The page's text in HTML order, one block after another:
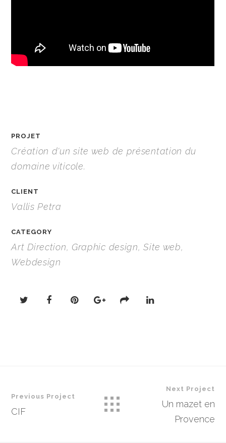
PROJET
Création d'un site web de présentation du
domaine viticole.
CLIENT
Vallis Petra
CATEGORY
Art Direction, Graphic design, Site web,
Webdesign
Previous Project
CIF
Next Project
Un mazet en
Provence